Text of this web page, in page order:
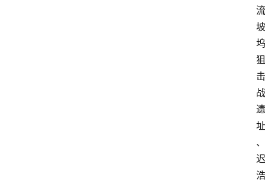
流
坡
坞
狙
击
战
遗
址
、
迟
浩